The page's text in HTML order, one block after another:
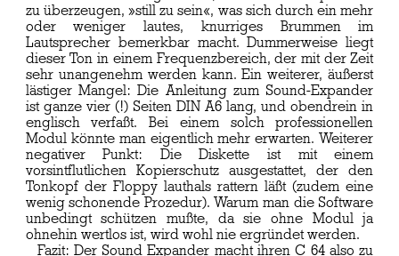
zu überzeugen, »still zu sein«, was sich durch ein mehr
oder weniger lautes, knurriges Brummen im
Lautsprecher bemerkbar macht. Dummerweise liegt
dieser Ton in einem Frequenzbereich, der mit der Zeit
sehr unangenehm werden kann. Ein weiterer, äußerst
lästiger Mangel: Die Anleitung zum Sound-Expander
ist ganze vier (!) Seiten DIN A6 lang, und obendrein in
englisch verfaßt. Bei einem solch professionellen
Modul könnte man eigentlich mehr erwarten. Weiterer
negativer Punkt: Die Diskette ist mit einem
vorsintflutlichen Kopierschutz ausgestattet, der den
Tonkopf der Floppy lauthals rattern läßt (zudem eine
wenig schonende Prozedur). Warum man die Software
unbedingt schützen mußte, da sie ohne Modul ja
ohnehin wertlos ist, wird wohl nie ergründet werden.
Fazit: Der Sound Expander macht ihren C 64 also zu